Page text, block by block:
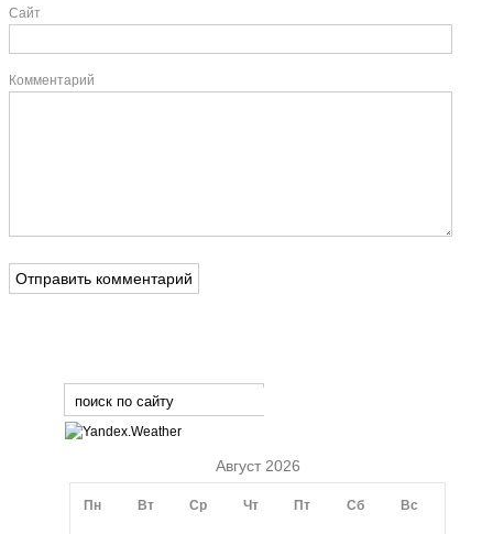
Сайт
Комментарий
Август 2026
Пн Вт Ср Чт Пт Сб Вс